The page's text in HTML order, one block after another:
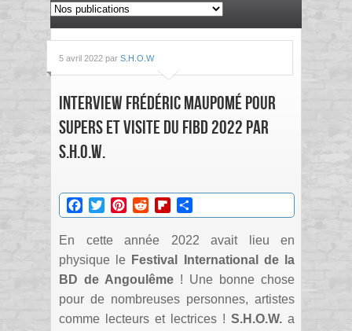
5 avril 2022 par S.H.O.W
Interview Frédéric Maupomé pour
Supers et Visite du FIBD 2022 par
S.H.O.W.
Facebook
TwitterPinterestRedditFlipboard
En cette année 2022 avait lieu en
physique le Festival International de la
BD de Angoulême ! Une bonne chose
pour de nombreuses personnes, artistes
comme lecteurs et lectrices ! S.H.O.W. a